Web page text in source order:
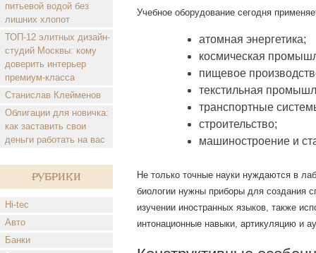
питьевой водой без
лишних хлопот
ТОП-12 элитных дизайн-
студий Москвы: кому
доверить интерьер
премиум-класса
Станислав Клейменов
Облигации для новичка:
как заставить свои
деньги работать на вас
Рубрики
Hi-tec
Авто
Банки
Учебное оборудование сегодня
атомная энергетика;
космическая
пищевое
текстильная
транспортные
строительство;
машиностроение и
Не только точные науки нуждаются в
биологии нужны приборы для создания
изучении иностранных языков, также
интонационные навыки, артикуляцию и